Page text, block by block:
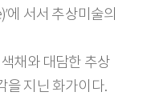
에 서서 추상미술의
채와 대담한 추상
을 지닌 화가이다.